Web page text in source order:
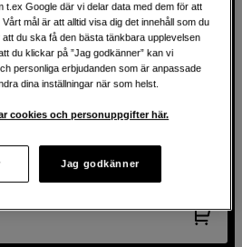
t.ex Google där vi delar data med dem för att
mål är att alltid visa dig det innehåll som du
du ska få den bästa tänkbara upplevelsen
du klickar på ”Jag godkänner” kan vi
personliga erbjudanden som är anpassade
dina inställningar när som helst.
cookies och personuppgifter här.
Jag godkänner